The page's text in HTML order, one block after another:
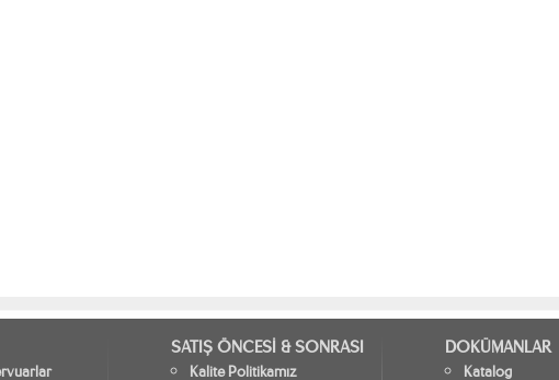
SATIŞ ÖNCESİ & SONRASI
Kalite Politikamız
DOKÜMANLAR
Katalog